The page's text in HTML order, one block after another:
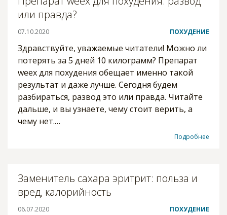
или правда?
07.10.2020 ПОХУДЕНИЕ
Здравствуйте, уважаемые читатели! Можно ли
потерять за 5 дней 10 килограмм? Препарат
weex для похудения обещает именно такой
результат и даже лучше. Сегодня будем
разбираться, развод это или правда. Читайте
дальше, и вы узнаете, чему стоит верить, а
чему нет.…
Подробнее
Заменитель сахара эритрит: польза и
вред, калорийность
06.07.2020 ПОХУДЕНИЕ